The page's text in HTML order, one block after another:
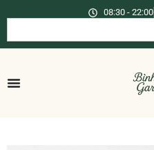
08:30 - 22:00